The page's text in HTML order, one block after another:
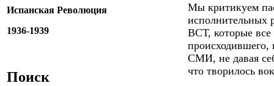
Испанская Революция
1936-1939
Поиск
Мы критикуем
исполнительных
ВСТ, которые все
происходившего,
СМИ, не давая
что творилось